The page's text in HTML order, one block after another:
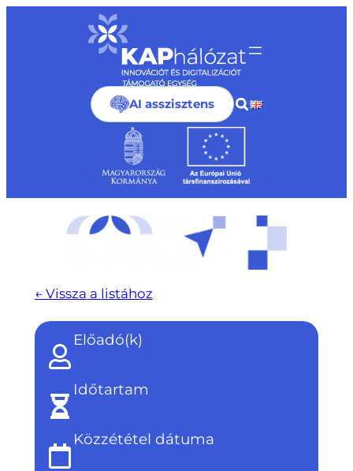
AI asszisztens
← Vissza a listához
Előadó(k)
Időtartam
Közzététel dátuma